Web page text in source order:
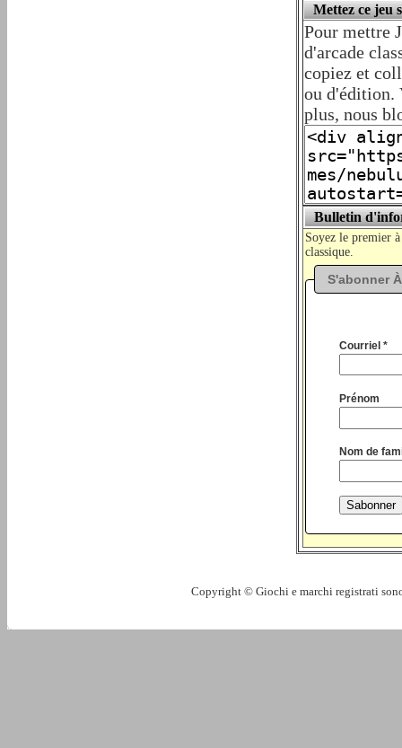
Mettez ce jeu
Pour mettre
d'arcade
copiez et
ou d'édition.
plus, nous
Bulletin
Soyez le premier
classique.
S'abonner
Courriel *
Prénom
Nom de
Copyright © Giochi e marchi registrati